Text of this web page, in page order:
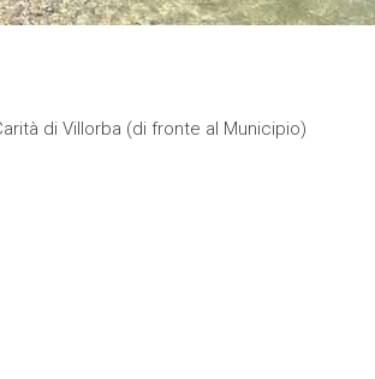
di Villorba (di fronte al Municipio)